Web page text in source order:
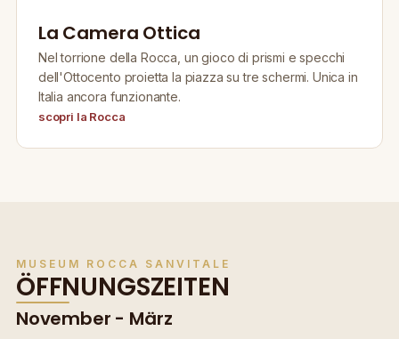
La Camera Ottica
Nel torrione della Rocca, un gioco di prismi e specchi
dell'Ottocento proietta la piazza su tre schermi. Unica in
Italia ancora funzionante.
scopri la Rocca
MUSEUM ROCCA SANVITALE
ÖFFNUNGSZEITEN
November - März